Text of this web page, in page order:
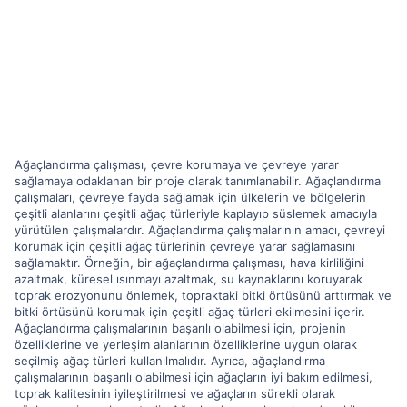
Ağaçlandırma çalışması, çevre korumaya ve çevreye yarar
sağlamaya odaklanan bir proje olarak tanımlanabilir. Ağaçlandırma
çalışmaları, çevreye fayda sağlamak için ülkelerin ve bölgelerin
çeşitli alanlarını çeşitli ağaç türleriyle kaplayıp süslemek amacıyla
yürütülen çalışmalardır. Ağaçlandırma çalışmalarının amacı, çevreyi
korumak için çeşitli ağaç türlerinin çevreye yarar sağlamasını
sağlamaktır. Örneğin, bir ağaçlandırma çalışması, hava kirliliğini
azaltmak, küresel ısınmayı azaltmak, su kaynaklarını koruyarak
toprak erozyonunu önlemek, topraktaki bitki örtüsünü arttırmak ve
bitki örtüsünü korumak için çeşitli ağaç türleri ekilmesini içerir.
Ağaçlandırma çalışmalarının başarılı olabilmesi için, projenin
özelliklerine ve yerleşim alanlarının özelliklerine uygun olarak
seçilmiş ağaç türleri kullanılmalıdır. Ayrıca, ağaçlandırma
çalışmalarının başarılı olabilmesi için ağaçların iyi bakım edilmesi,
toprak kalitesinin iyileştirilmesi ve ağaçların sürekli olarak